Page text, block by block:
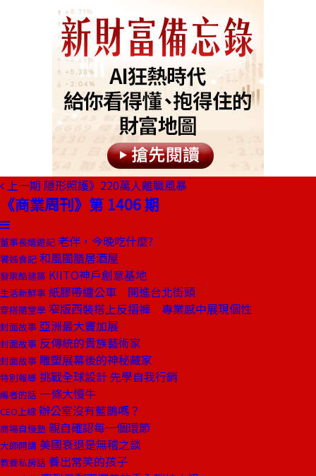
上一期 隱形照護》220萬人離職風暴
《商業周刊》第 1406 期
董事長嬉遊記 老伴，今晚吃什麼?
饕姊食記 和風閩膳居酒屋
發現酷建築 KIITO神戶創意基地
生活新鮮事 紙膠帶纏公車 開進台北街頭
穿搭隨堂學 窄版西裝搭上反摺褲 專業感中展現個性
封面故事 亞洲最大竇加展
封面故事 反傳統的貴族藝術家
封面故事 雕塑展幕後的神秘藏家
特別報導 挑戰全球設計 先學自我行銷
編者的話 一條大慢牛
CEO上線 辦公室沒有藍鵲嗎？
商場自慢塾 親自確認每一個環節
大師開講 美國衰退是無稽之談
教養私房話 養出常笑的孩子